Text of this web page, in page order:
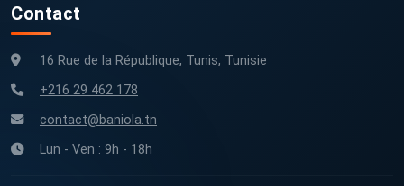
Contact
16 Rue de la République, Tunis, Tunisie
+216 29 462 178
contact@baniola.tn
Lun - Ven : 9h - 18h